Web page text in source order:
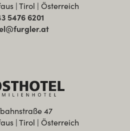
| Tirol | Österreich
5476 6201
47
| Tirol | Österreich